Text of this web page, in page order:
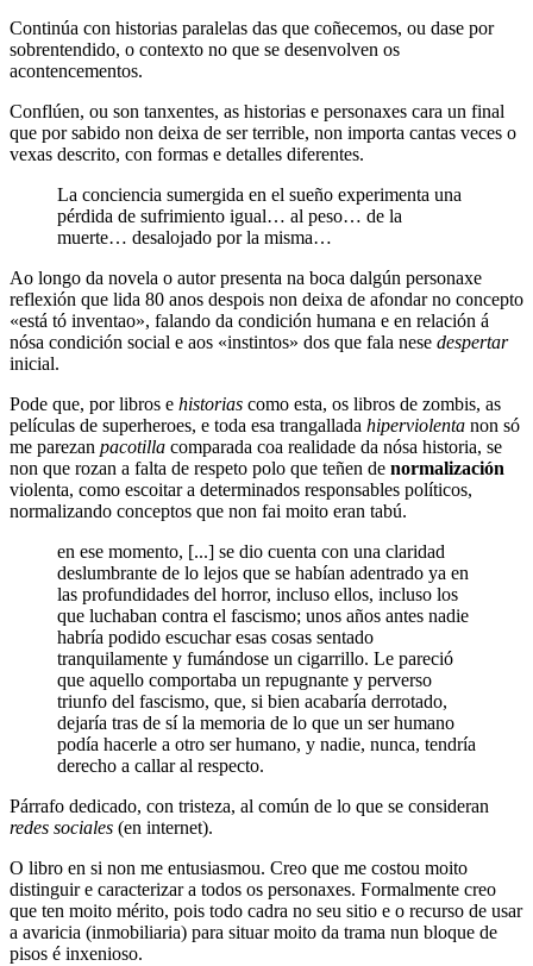
Continúa con historias paralelas das que coñecemos, ou dase por
sobrentendido, o contexto no que se desenvolven os
acontencementos.
Conflúen, ou son tanxentes, as historias e personaxes cara un final
que por sabido non deixa de ser terrible, non importa cantas veces o
vexas descrito, con formas e detalles diferentes.
La conciencia sumergida en el sueño experimenta una
pérdida de sufrimiento igual… al peso… de la
muerte… desalojado por la misma…
Ao longo da novela o autor presenta na boca dalgún personaxe
reflexión que lida 80 anos despois non deixa de afondar no concepto
«está tó inventao», falando da condición humana e en relación á
nósa condición social e aos «instintos» dos que fala nese despertar
inicial.
Pode que, por libros e historias como esta, os libros de zombis, as
películas de superheroes, e toda esa trangallada hiperviolenta non só
me parezan pacotilla comparada coa realidade da nósa historia, se
non que rozan a falta de respeto polo que teñen de normalización
violenta, como escoitar a determinados responsables políticos,
normalizando conceptos que non fai moito eran tabú.
en ese momento, [...] se dio cuenta con una claridad
deslumbrante de lo lejos que se habían adentrado ya en
las profundidades del horror, incluso ellos, incluso los
que luchaban contra el fascismo; unos años antes nadie
habría podido escuchar esas cosas sentado
tranquilamente y fumándose un cigarrillo. Le pareció
que aquello comportaba un repugnante y perverso
triunfo del fascismo, que, si bien acabaría derrotado,
dejaría tras de sí la memoria de lo que un ser humano
podía hacerle a otro ser humano, y nadie, nunca, tendría
derecho a callar al respecto.
Párrafo dedicado, con tristeza, al común de lo que se consideran
redes sociales (en internet).
O libro en si non me entusiasmou. Creo que me costou moito
distinguir e caracterizar a todos os personaxes. Formalmente creo
que ten moito mérito, pois todo cadra no seu sitio e o recurso de usar
a avaricia (inmobiliaria) para situar moito da trama nun bloque de
pisos é inxenioso.